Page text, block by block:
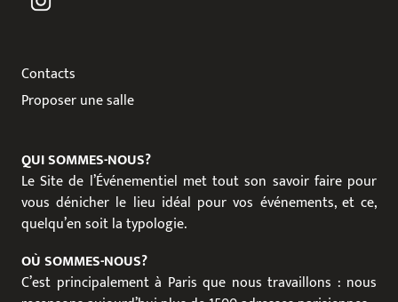
Contacts
Proposer une salle
QUI SOMMES-NOUS?
Le Site de l’Événementiel met tout son savoir faire pour
vous dénicher le lieu idéal pour vos événements, et ce,
quelqu’en soit la typologie.
OÙ SOMMES-NOUS?
C’est principalement à Paris que nous travaillons : nous